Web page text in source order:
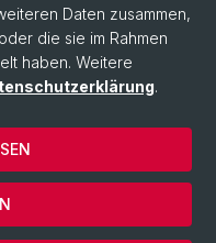
Daten zusammen,
die sie im Rahmen
haben. Weitere
.